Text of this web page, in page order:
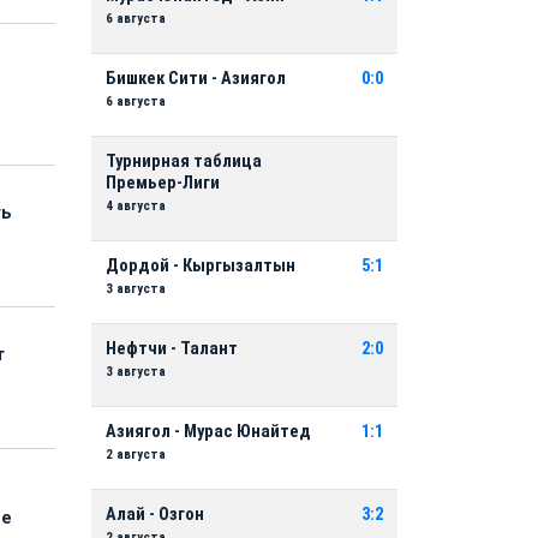
6 августа
Бишкек Сити - Азиягол
6 августа
0:0
Турнирная таблица
Премьер-Лиги
4 августа
Дордой - Кыргызалтын
3 августа
5:1
Нефтчи - Талант
3 августа
2:0
Азиягол - Мурас Юнайтед
2 августа
1:1
Алай - Озгон 3:2